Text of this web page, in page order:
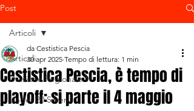
Post
Articoli
Divisione Regionale 1
Under 20 Silver
Articoli
Cestistica Pescia, è tempo di
playoff: si parte il 4 maggio
da Cestistica Pescia
30 apr 2025 Tempo di lettura: 1 min